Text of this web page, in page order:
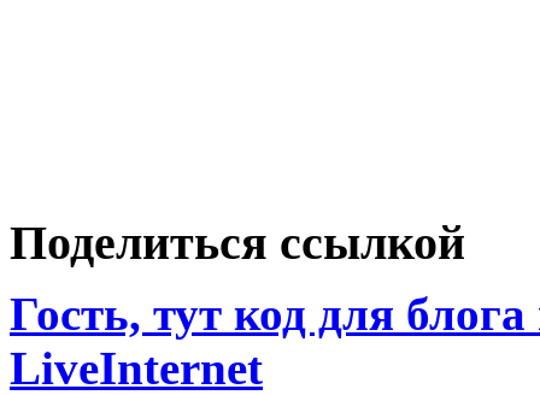
Поделиться ссылкой
Гость, тут код для
LiveInternet